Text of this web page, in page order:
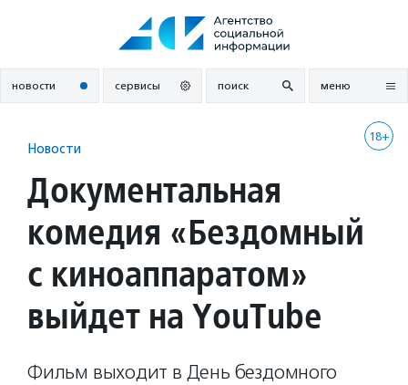
новости сервисы поиск меню
18+
Новости
Документальная
комедия «Бездомный
с киноаппаратом»
выйдет на YouTube
Фильм выходит в День бездомного